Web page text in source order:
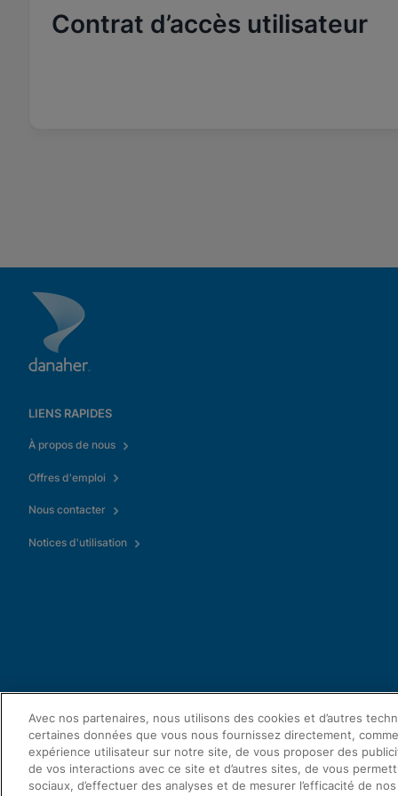
Contrat d’accès utilisateur
LIENS RAPIDES
À propos de nous
Offres d'emploi
Nous contacter
Notices d'utilisation
Avec nos partenaires, nous utilisons des cookies et d’autres
certaines données que vous nous fournissez directement,
expérience utilisateur sur notre site, de vous proposer des
de vos interactions avec ce site et d’autres sites, de vous
sociaux, d’effectuer des analyses et de mesurer l’efficacité de